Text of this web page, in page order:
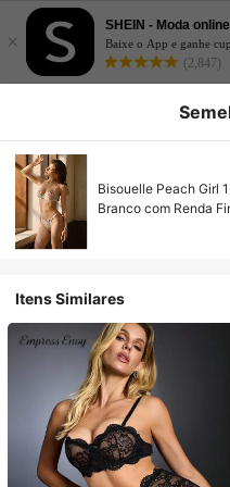
×
SHEIN - Moda online
Baixe o App e ganhe
(2,847)
Bisouelle Peach Girl
Branco com Renda
Itens Similares